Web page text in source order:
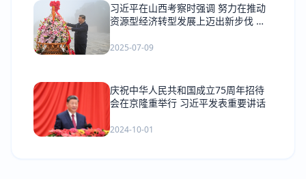
习近平在山西考察时强调 努力在推动
资源型经济转型发展上迈出新步伐 奋
章
2025-07-09
庆祝中华人民共和国成立75周年招待
会在京隆重举行 习近平发表重要讲话
2024-10-01